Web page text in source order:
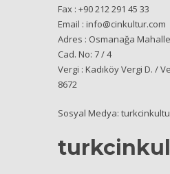
Fax : +90 212 291 45 33
Email : info@cinkultur.com
Adres : Osmanağa
Cad. No: 7 / 4
Vergi : Kadıköy Vergi D. /
8672
Sosyal Medya: